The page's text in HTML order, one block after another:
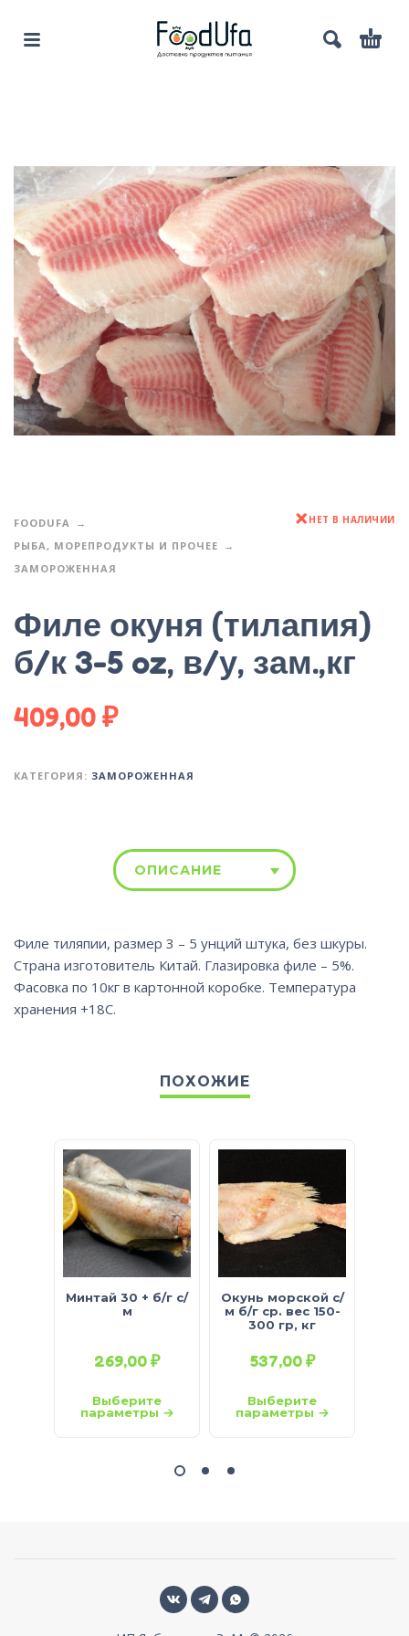
FOODUFA
РЫБА, МОРЕПРОДУКТЫ И ПРОЧЕЕ
ЗАМОРОЖЕННАЯ
НЕТ В НАЛИЧИИ
Филе окуня (тилапия)
б/к 3-5 oz, в/у, зам.,кг
409,00₽
КАТЕГОРИЯ: ЗАМОРОЖЕННАЯ
ОПИСАНИЕ
Филе тиляпии, размер 3 – 5 унций штука, без шкуры.
Страна изготовитель Китай. Глазировка филе – 5%.
Фасовка по 10кг в картонной коробке. Температура
хранения +18С.
ПОХОЖИЕ
Минтай 30 + б/г с/
м
269,00₽
Выберите
параметры
Окунь морской с/
м б/г ср. вес 150-
300 гр, кг
537,00₽
Выберите
параметры